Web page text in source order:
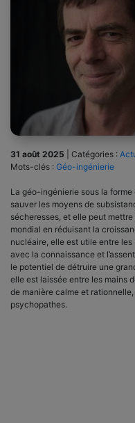
31 août 2025 Catégories :
Mots-clés : Géo-ingénierie
La géo-ingénierie sous la
sauver les moyens de
sécheresses, et elle peut
mondial en réduisant la
nucléaire, elle est utile entre
avec la connaissance et
le potentiel de détruire une
elle est laissée entre les mains
de manière calme et
psychopathes.